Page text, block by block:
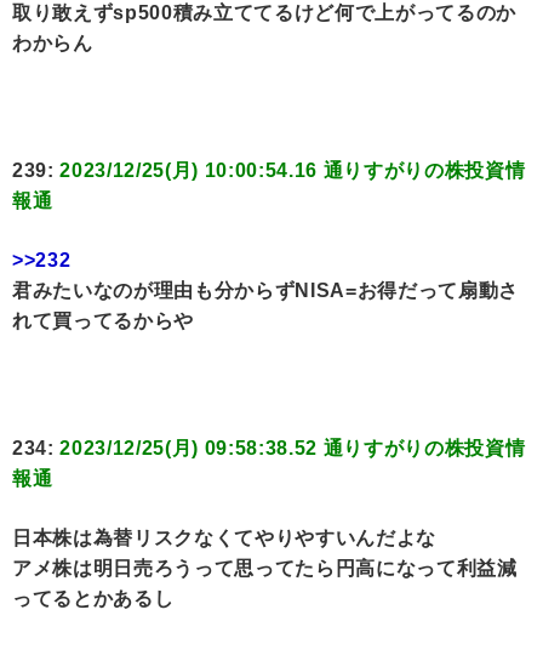
取り敢えずsp500積み立ててるけど何で上がってるのか
わからん
239:2023/12/25(月) 10:00:54.16 通りすがりの株投資情
報通
>>232
君みたいなのが理由も分からずNISA=お得だって扇動さ
れて買ってるからや
234:2023/12/25(月) 09:58:38.52 通りすがりの株投資情
報通
日本株は為替リスクなくてやりやすいんだよな
アメ株は明日売ろうって思ってたら円高になって利益減
ってるとかあるし